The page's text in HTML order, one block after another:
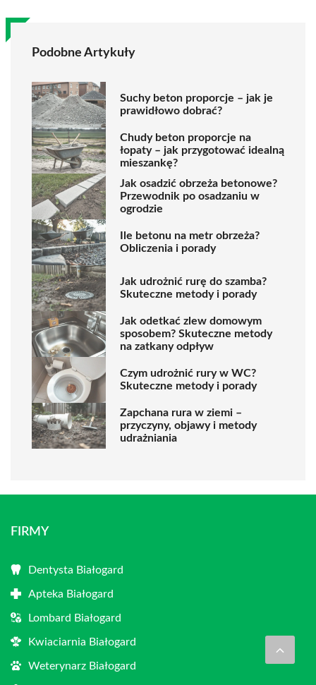
Podobne Artykuły
Suchy beton proporcje – jak je
prawidłowo dobrać?
Chudy beton proporcje na
łopaty – jak przygotować idealną
mieszankę?
Jak osadzić obrzeża betonowe?
Przewodnik po osadzaniu w
ogrodzie
Ile betonu na metr obrzeża?
Obliczenia i porady
Jak udrożnić rurę do szamba?
Skuteczne metody i porady
Jak odetkać zlew domowym
sposobem? Skuteczne metody
na zatkany odpływ
Czym udrożnić rury w WC?
Skuteczne metody i porady
Zapchana rura w ziemi –
przyczyny, objawy i metody
udrażniania
FIRMY
Dentysta Białogard
Apteka Białogard
Lombard Białogard
Kwiaciarnia Białogard
Weterynarz Białogard